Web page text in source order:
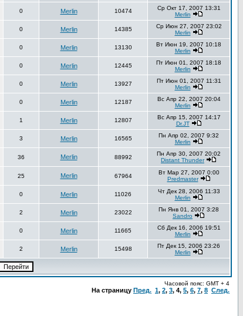
0 Merlin 10474
Ср Окт 17, 2007 13:31
Merlin
0 Merlin 14385
Ср Июн 27, 2007 23:02
Merlin
0 Merlin 13130
Вт Июн 19, 2007 10:18
Merlin
0 Merlin 12445
Пт Июн 01, 2007 18:18
Merlin
0 Merlin 13927
Пт Июн 01, 2007 11:31
Merlin
0 Merlin 12187
Вс Апр 22, 2007 20:04
Merlin
1 Merlin 12807
Вс Апр 15, 2007 14:17
Dr.JT
3 Merlin 16565
Пн Апр 02, 2007 9:32
Merlin
36 Merlin 88992
Пн Апр 30, 2007 20:02
Distant Thunder
25 Merlin 67964
Вт Мар 27, 2007 0:00
Predmaster
0 Merlin 11026
Чт Дек 28, 2006 11:33
Merlin
2 Merlin 23022
Пн Янв 01, 2007 3:28
Sandro
0 Merlin 11665
Сб Дек 16, 2006 19:51
Merlin
2 Merlin 15498
Пт Дек 15, 2006 23:26
Merlin
Часовой пояс: GMT + 4
На страницу Пред. 1, 2, 3, 4, 5, 6, 7, 8 След.